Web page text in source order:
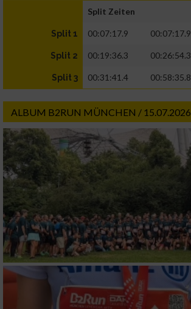
Split Zeiten
Split 1 00:07:17.9 00:07:17.9
Split 2 00:19:36.3 00:26:54.3
Split 3 00:31:41.4 00:58:35.8
ALBUM B2RUN MÜNCHEN / 15.07.2026